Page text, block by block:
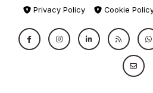
Privacy Policy
Cookie